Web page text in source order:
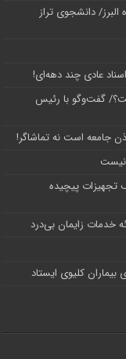
البرز/ دانشجوی تراز
عادی چند‌ دهه‌ای!
گفت‌وگو با رئیس
جامعه است نه تماشاگر!
نیست
تجهیزات پیچیده
کلیوی ایستاد